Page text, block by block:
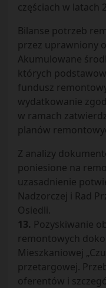
częściach w latach
Bilanse potrzeb
przez uprawniony
Akumulowane
których
fundusz
wydatkowanie
w ramach
planów
Z analizy
poniesione na
uzasadnienie
Nadzorczej i Rad
Osiedli.
13. Pozyskiwanie
remontowych
Mieszkaniowej
przetargowej.
oferentów i